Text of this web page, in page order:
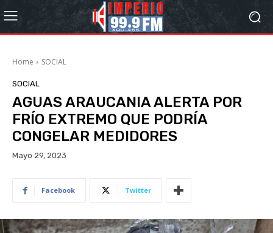
Home SOCIAL
SOCIAL
AGUAS ARAUCANIA ALERTA POR
FRÍO EXTREMO QUE PODRÍA
CONGELAR MEDIDORES
Mayo 29, 2023
Facebook Twitter